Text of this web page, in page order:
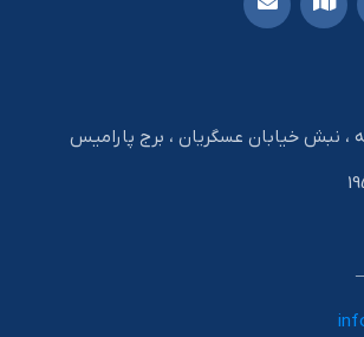
، نبش خیابان عسگریان ، برج پارامیس